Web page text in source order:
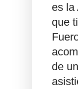
es la
que
de